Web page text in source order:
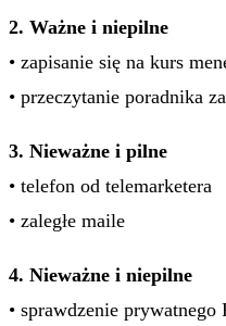
2. Ważne i niepilne
• zapisanie się na kurs
• przeczytanie poradnika
3. Nieważne i pilne
• telefon od telemarketera
• zaległe maile
4. Nieważne i niepilne
• sprawdzenie prywatnego